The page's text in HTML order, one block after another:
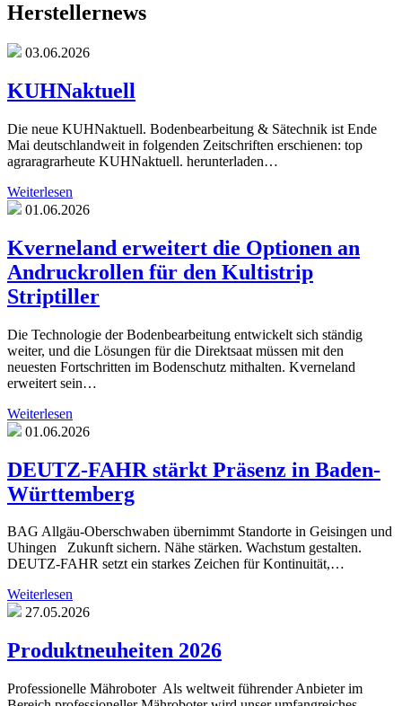
Herstellernews
03.06.2026
KUHNaktuell
Die neue KUHNaktuell. Bodenbearbeitung & Sätechnik ist Ende
Mai deutschlandweit in folgenden Zeitschriften erschienen: top
agraragrarheute KUHNaktuell. herunterladen…
Weiterlesen
01.06.2026
Kverneland erweitert die Optionen an
Andruckrollen für den Kultistrip
Striptiller
Die Technologie der Bodenbearbeitung entwickelt sich ständig
weiter, und die Lösungen für die Direktsaat müssen mit den
neuesten Fortschritten im Bodenschutz mithalten. Kverneland
erweitert sein…
Weiterlesen
01.06.2026
DEUTZ-FAHR stärkt Präsenz in Baden-
Württemberg
BAG Allgäu-Oberschwaben übernimmt Standorte in Geisingen und
Uhingen Zukunft sichern. Nähe stärken. Wachstum gestalten.
DEUTZ-FAHR setzt ein starkes Zeichen für Kontinuität,…
Weiterlesen
27.05.2026
Produktneuheiten 2026
Professionelle Mähroboter Als weltweit führender Anbieter im